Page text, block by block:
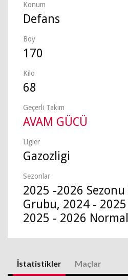
Konum
Defans
Boy
170
Kilo
68
Geçerli Takım
AVAM GÜCÜ
Ligler
Gazozligi
Sezonlar
2025 -2026
Grubu, 2024 -
2025 - 2026
İstatistikler Maçlar